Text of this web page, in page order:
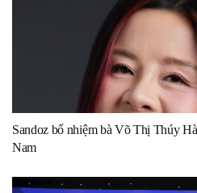
Sandoz bổ nhiệm bà Võ Thị Thúy
Nam